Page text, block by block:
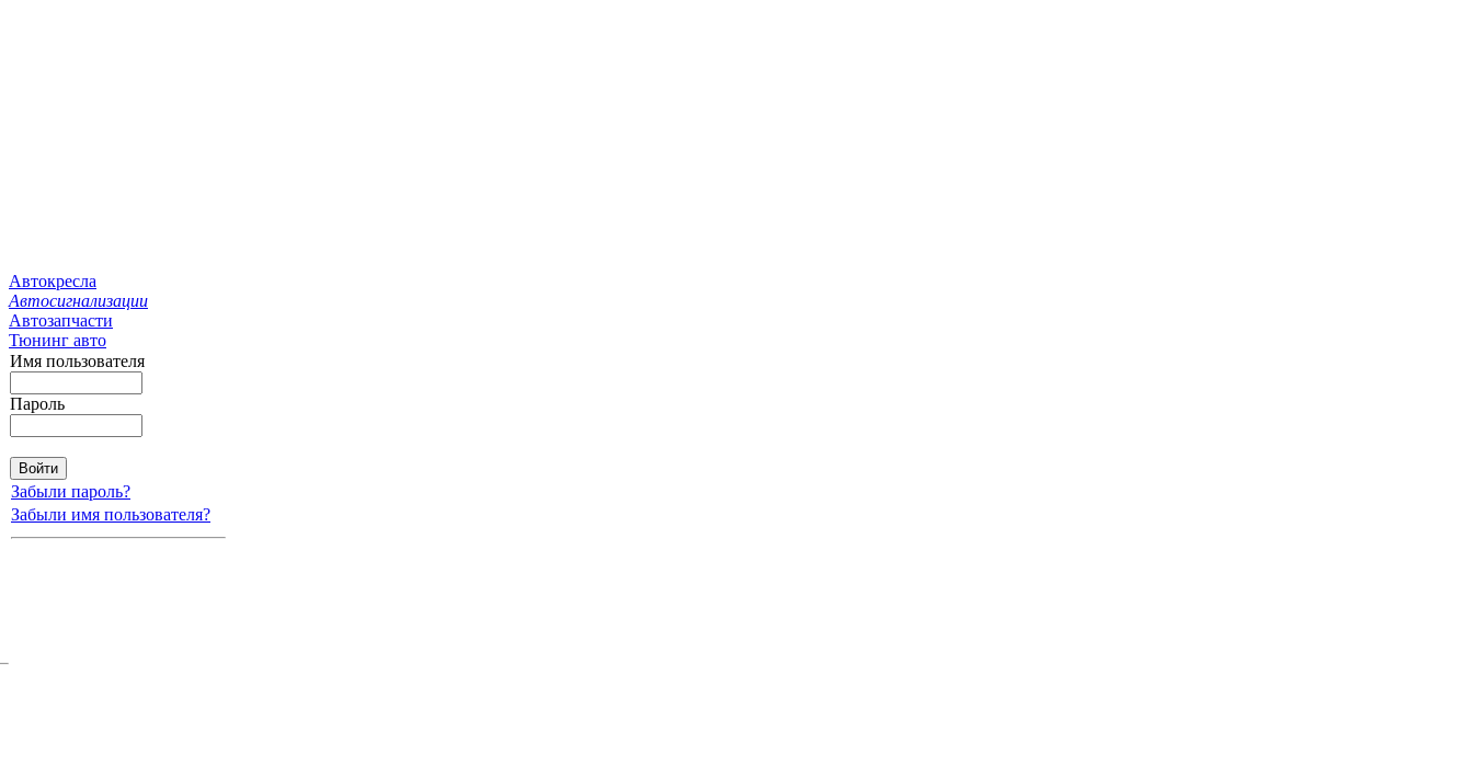
Автокресла
Автосигнализации
Автозапчасти
Тюнинг авто
Имя пользователя
Пароль
Забыли пароль?
Забыли имя пользователя?